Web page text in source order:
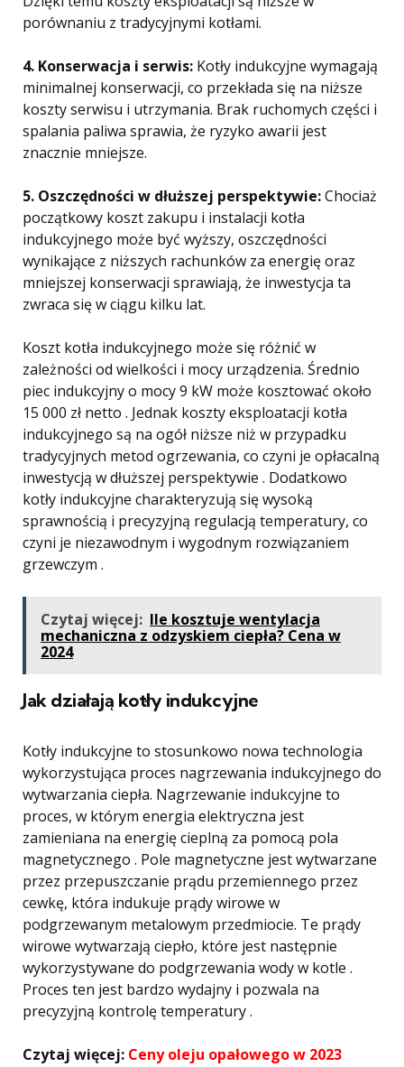
porównaniu z tradycyjnymi kotłami.
4. Konserwacja i serwis: Kotły indukcyjne wymagają
minimalnej konserwacji, co przekłada się na niższe
koszty serwisu i utrzymania. Brak ruchomych części i
spalania paliwa sprawia, że ryzyko awarii jest
znacznie mniejsze.
5. Oszczędności w dłuższej perspektywie:Chociaż
początkowy koszt zakupu i instalacji kotła
indukcyjnego może być wyższy, oszczędności
wynikające z niższych rachunków za energię oraz
mniejszej konserwacji sprawiają, że inwestycja ta
zwraca się w ciągu kilku lat.
Koszt kotła indukcyjnego może się różnić w
zależności od wielkości i mocy urządzenia. Średnio
piec indukcyjny o mocy 9 kW może kosztować około
15 000 zł netto . Jednak koszty eksploatacji kotła
indukcyjnego są na ogół niższe niż w przypadku
tradycyjnych metod ogrzewania, co czyni je opłacalną
inwestycją w dłuższej perspektywie . Dodatkowo
kotły indukcyjne charakteryzują się wysoką
sprawnością i precyzyjną regulacją temperatury, co
czyni je niezawodnym i wygodnym rozwiązaniem
grzewczym .
Czytaj więcej: Ile kosztuje wentylacja
mechaniczna z odzyskiem ciepła? Cena w
2024
Jak działają kotły indukcyjne
Kotły indukcyjne to stosunkowo nowa technologia
wykorzystująca proces nagrzewania indukcyjnego do
wytwarzania ciepła. Nagrzewanie indukcyjne to
proces, w którym energia elektryczna jest
zamieniana na energię cieplną za pomocą pola
magnetycznego . Pole magnetyczne jest wytwarzane
przez przepuszczanie prądu przemiennego przez
cewkę, która indukuje prądy wirowe w
podgrzewanym metalowym przedmiocie. Te prądy
wirowe wytwarzają ciepło, które jest następnie
wykorzystywane do podgrzewania wody w kotle .
Proces ten jest bardzo wydajny i pozwala na
precyzyjną kontrolę temperatury .
Czytaj więcej: Ceny oleju opałowego w 2023